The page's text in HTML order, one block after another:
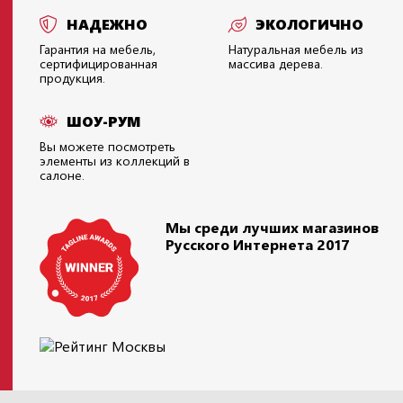
НАДЕЖНО
Гарантия на мебель,
сертифицированная
продукция.
ЭКОЛОГИЧНО
Натуральная мебель из
массива дерева.
ШОУ-РУМ
Вы можете посмотреть
элементы из коллекций в
салоне.
Мы среди лучших магазинов
Русского Интернета 2017